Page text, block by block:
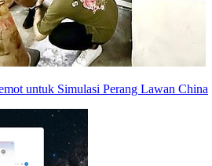
untuk Simulasi Perang Lawan China